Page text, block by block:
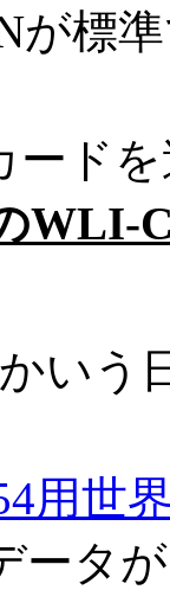
が標
ード
WLI-
いう
用世
ータ